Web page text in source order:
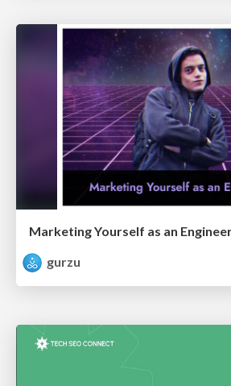
Marketing Yourself as an
gurzu